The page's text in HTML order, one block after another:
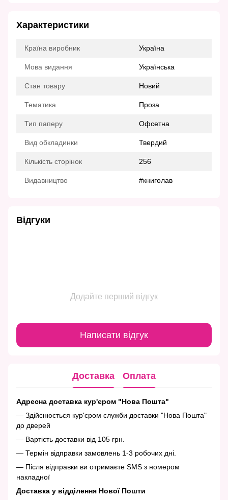
Характеристики
Країна виробник Україна
Мова видання Українська
Стан товару Новий
Тематика Проза
Тип паперу Офсетна
Вид обкладинки Твердий
Кількість сторінок 256
Видавництво #книголав
Відгуки
Додайте перший відгук
Написати відгук
Доставка Оплата
Адресна доставка кур'єром "Нова Пошта"
— Здійснюється кур'єром служби доставки "Нова Пошта"
до дверей
— Вартість доставки від 105 грн.
— Термін відправки замовлень 1-3 робочих дні.
— Після відправки ви отримаєте SMS з номером
накладної
Доставка у відділення Нової Пошти